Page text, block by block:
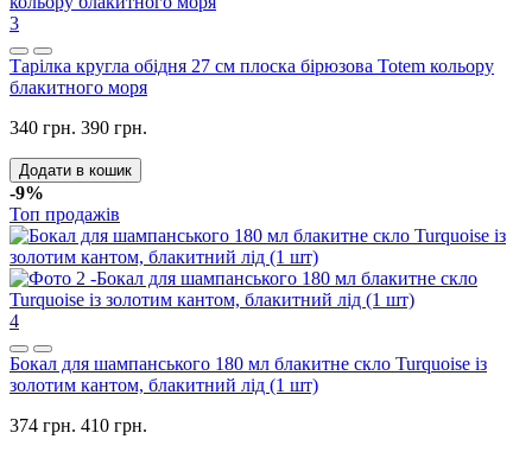
3
Тарілка кругла обідня 27 см плоска бірюзова Totem кольору
блакитного моря
340 грн. 390 грн.
Додати в кошик
-9%
Топ продажів
4
Бокал для шампанського 180 мл блакитне скло Turquoise із
золотим кантом, блакитний лід (1 шт)
374 грн. 410 грн.